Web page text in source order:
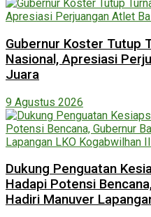
Gubernur Koster Tutup
Nasional, Apresiasi
Juara
9 Agustus 2026
Dukung Penguatan
Hadapi Potensi
Hadiri Manuver